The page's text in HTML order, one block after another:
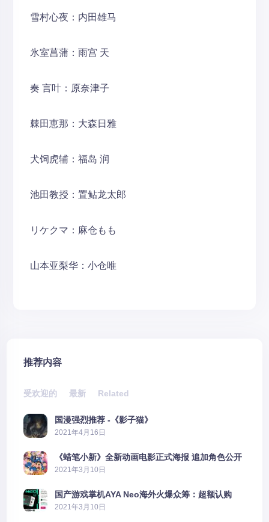
雪村心夜：内田雄马
氷室菖蒲：雨宫 天
奏 言叶：原奈津子
棘田恵那：大森日雅
犬饲虎辅：福岛 润
池田教授：置鲇龙太郎
リケクマ：麻仓もも
山本亚梨华：小仓唯
推荐内容
受欢迎的 最新 Related
国漫强烈推荐 -《影子猫》
2021年4月16日
《蜡笔小新》全新动画电影正式海报 追加角色公开
2021年3月10日
国产游戏掌机AYA Neo海外火爆众筹：超额认购
2606%
2021年3月10日